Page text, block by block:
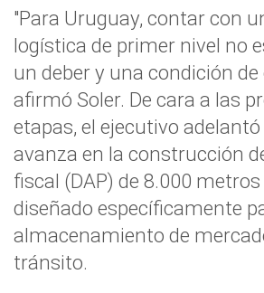
"Para Uruguay, contar con
logística de primer nivel no
un deber y una condición
afirmó Soler. De cara a las
etapas, el ejecutivo
avanza en la construcción
fiscal (DAP) de 8.000
diseñado específicamente
almacenamiento de
tránsito.